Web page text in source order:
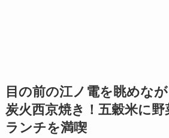
目の前の江ノ電を眺めな
炭火西京焼き！五穀米に
ランチを満喫